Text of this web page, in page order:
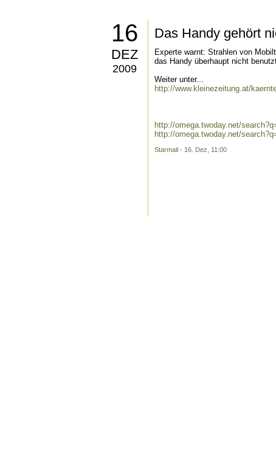
16
DEZ
2009
Das Handy gehört
Experte warnt: Strahlen von
das Handy überhaupt nicht
Weiter unter...
http://www.kleinezeitung.at/
http://omega.twoday.net/
http://omega.twoday.net/
Starmail - 16. Dez, 11:00